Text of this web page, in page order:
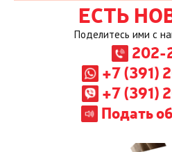
ЕСТЬ
Поделитесь ими с
202-
+7 (391)
+7 (391)
Подать